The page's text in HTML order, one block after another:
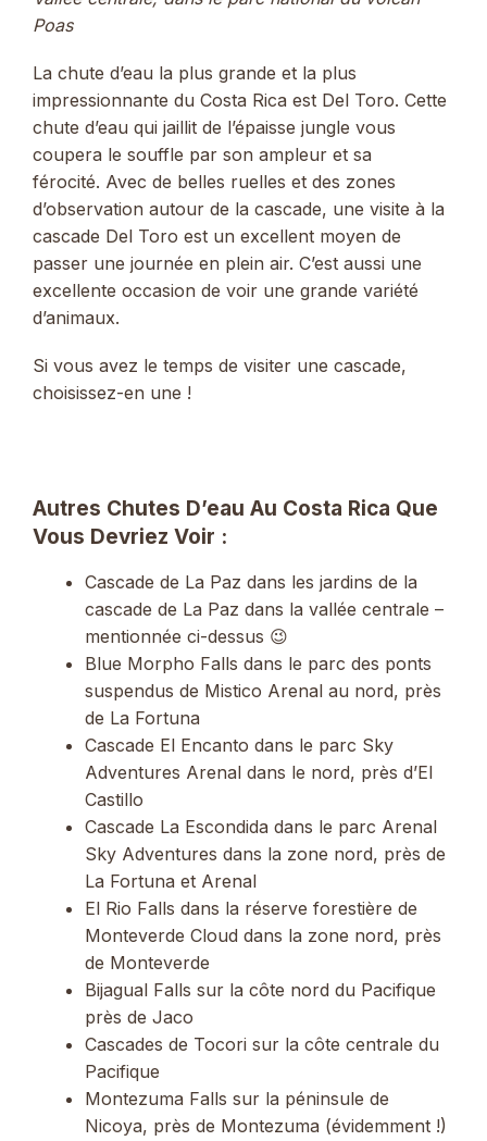
Poas
La chute d’eau la plus grande et la plus
impressionnante du Costa Rica est Del Toro. Cette
chute d’eau qui jaillit de l’épaisse jungle vous
coupera le souffle par son ampleur et sa
férocité. Avec de belles ruelles et des zones
d’observation autour de la cascade, une visite à la
cascade Del Toro est un excellent moyen de
passer une journée en plein air. C’est aussi une
excellente occasion de voir une grande variété
d’animaux.
Si vous avez le temps de visiter une cascade,
choisissez-en une !
Autres Chutes D’eau Au Costa Rica Que
Vous Devriez Voir :
Cascade de La Paz dans les jardins de la
cascade de La Paz dans la vallée centrale –
mentionnée ci-dessus 😉
Blue Morpho Falls dans le parc des ponts
suspendus de Mistico Arenal au nord, près
de La Fortuna
Cascade El Encanto dans le parc Sky
Adventures Arenal dans le nord, près d’El
Castillo
Cascade La Escondida dans le parc Arenal
Sky Adventures dans la zone nord, près de
La Fortuna et Arenal
El Rio Falls dans la réserve forestière de
Monteverde Cloud dans la zone nord, près
de Monteverde
Bijagual Falls sur la côte nord du Pacifique
près de Jaco
Cascades de Tocori sur la côte centrale du
Pacifique
Montezuma Falls sur la péninsule de
Nicoya, près de Montezuma (évidemment !)